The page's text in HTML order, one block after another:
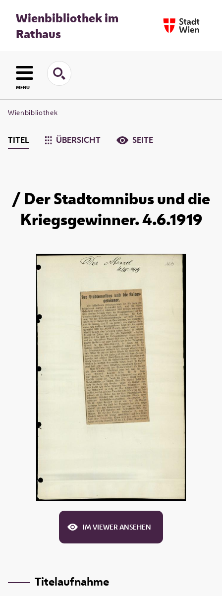
Wienbibliothek im
Rathaus
MENU
Wienbibliothek
TITEL ÜBERSICHT SEITE
/ Der Stadtomnibus und die
Kriegsgewinner. 4.6.1919
IM VIEWER ANSEHEN
Titelaufnahme